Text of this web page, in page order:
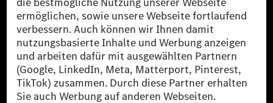
[1] Bilanziell CO₂-neutral bedeutet, dass nicht vermiedene oder nicht
reduzierte CO₂-Emissionen bei der Mercedes-Benz Group durch
zertifizierte Ausgleichsprojekte kompensiert werden.
[2] Renewable Charging ist ein integraler Bestandteil von MB.CHARGE
Public in Europa, den USA, Kanada und China. Sofern an der jeweiligen
Ladestation noch kein Strom aus erneuerbaren Energien vorliegt,
verwendet Renewable Charging Grünstromzertifikate*. Diese stellen
sicher, dass für Ladevorgänge über MB.CHARGE Public eine äquivalente
Strommenge aus erneuerbaren Energien ins Stromnetz eingespeist wird.